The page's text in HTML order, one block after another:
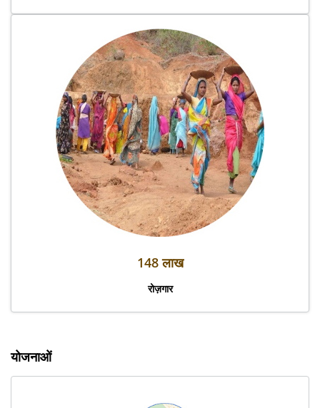
148 लाख
रोज़गार
योजनाओं